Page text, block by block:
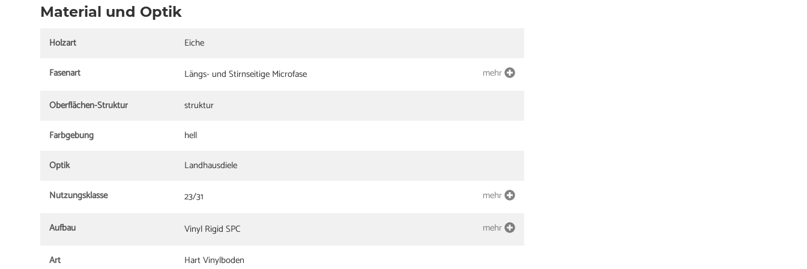
Material und Optik
Holzart
Eiche
Fasenart
Längs- und Stirnseitige Microfase mehr
Oberflächen-Struktur
struktur
Farbgebung
hell
Optik
Landhausdiele
Nutzungsklasse
23/31 mehr
Aufbau Vinyl Rigid SPC mehr
Art Hart Vinylboden